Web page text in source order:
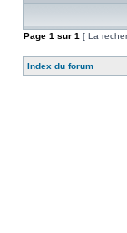
Page 1 sur 1 [ La
Index du forum